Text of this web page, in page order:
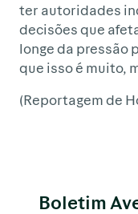
ter autoridades
decisões que
longe da pressão
que isso é muito,
(Reportagem de
Boletim